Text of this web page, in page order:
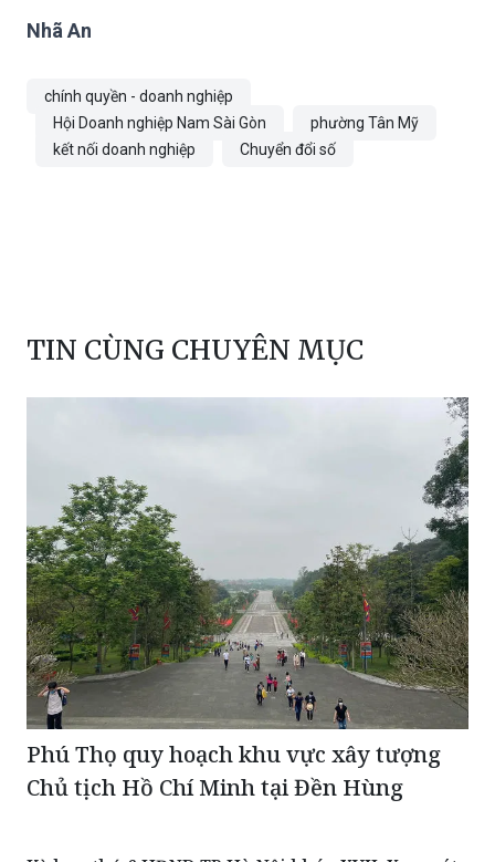
Nhã An
chính quyền - doanh nghiệp
Hội Doanh nghiệp Nam Sài Gòn
phường Tân Mỹ
kết nối doanh nghiệp
Chuyển đổi số
TIN CÙNG CHUYÊN MỤC
Phú Thọ quy hoạch khu vực xây tượng
Chủ tịch Hồ Chí Minh tại Đền Hùng